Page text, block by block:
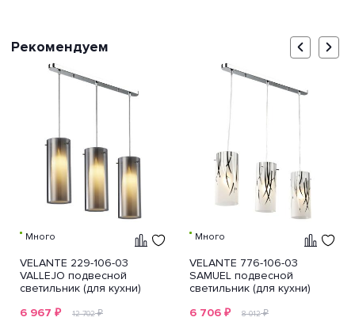
Рекомендуем
Много
VELANTE 229-106-03
VALLEJO подвесной
светильник (для кухни)
6 967 ₽ 12 702₽
Много
VELANTE 776-106-03
SAMUEL подвесной
светильник (для кухни)
6 706 ₽ 8 012₽